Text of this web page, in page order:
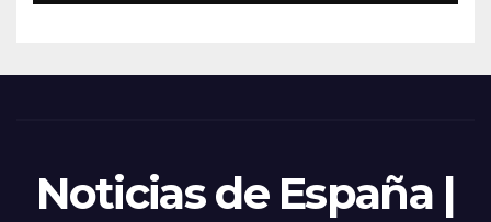
Noticias de España |